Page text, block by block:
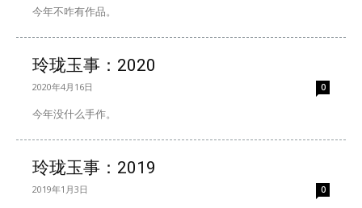
今年不咋有作品。
玲珑玉事：2020
2020年4月16日 0
今年没什么手作。
玲珑玉事：2019
2019年1月3日 0